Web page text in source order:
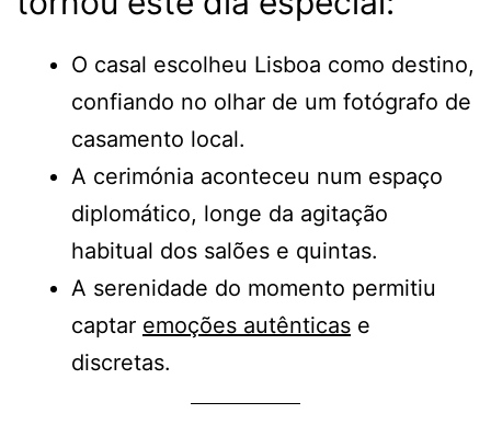
O casal escolheu Lisboa como destino,
confiando no olhar de um fotógrafo de
casamento local.
A cerimónia aconteceu num espaço
diplomático, longe da agitação
habitual dos salões e quintas.
A serenidade do momento permitiu
captar emoções autênticas e
discretas.